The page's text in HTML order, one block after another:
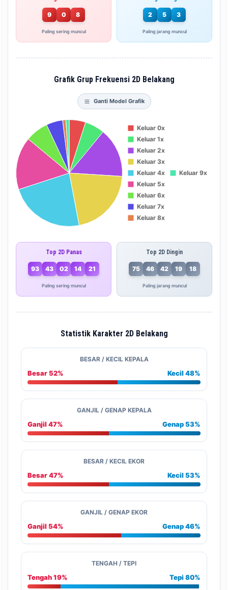
9 0 8
Paling sering muncul
2 5 3
Paling jarang muncul
Grafik Grup Frekuensi 2D Belakang
Ganti Model Grafik
Top 2D Panas
93 43 02 14 21
Paling sering muncul
Top 2D Dingin
75 46 42 19 18
Paling jarang muncul
Statistik Karakter 2D Belakang
BESAR / KECIL KEPALA
Besar 52% Kecil 48%
GANJIL / GENAP KEPALA
Ganjil 47% Genap 53%
BESAR / KECIL EKOR
Besar 47% Kecil 53%
GANJIL / GENAP EKOR
Ganjil 54% Genap 46%
TENGAH / TEPI
Tengah 19% Tepi 80%